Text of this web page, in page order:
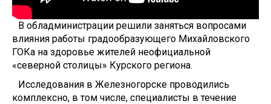
В обладминистрации решили заняться вопросами
влияния работы градообразующего Михайловского
ГОКа на здоровье жителей неофициальной
«северной столицы» Курского региона.
Исследования в Железногорске проводились
комплексно, в том числе, специалисты в течение